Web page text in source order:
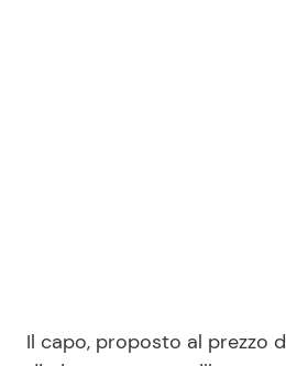
Il capo, proposto al prezzo